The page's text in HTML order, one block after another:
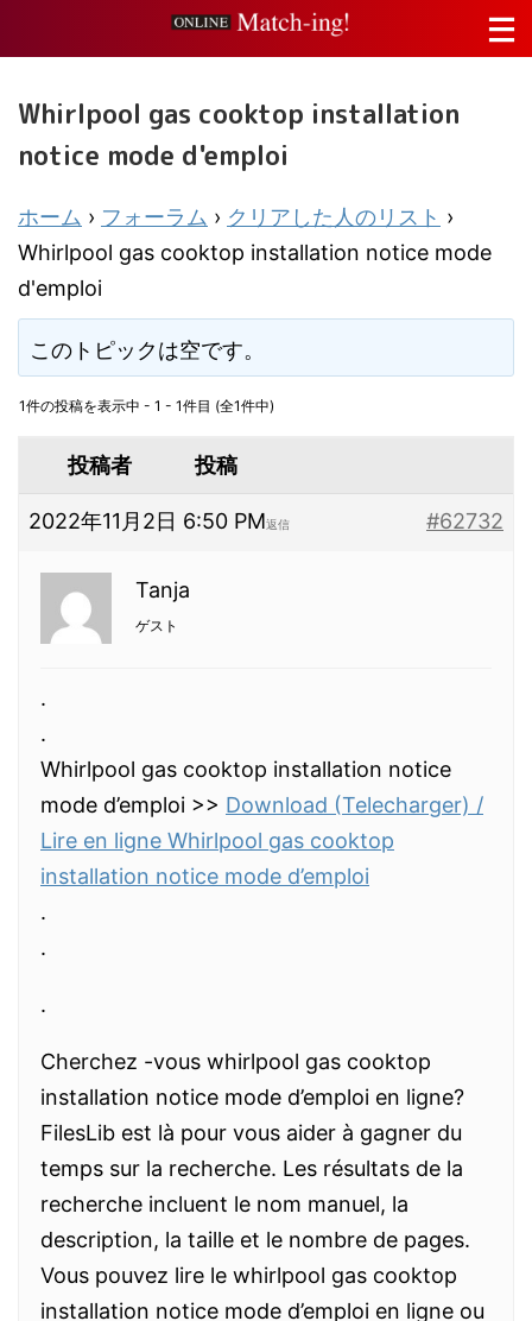
Whirlpool gas cooktop installation
notice mode d'emploi
ホーム › フォーラム › クリアした人のリスト ›
Whirlpool gas cooktop installation notice mode
d'emploi
このトピックは空です。
1件の投稿を表示中 - 1 - 1件目 (全1件中)
投稿者 投稿
2022年11月2日 6:50 PM #62732
返信
Tanja
ゲスト
.
.
Whirlpool gas cooktop installation notice
mode d’emploi >> Download (Telecharger) /
Lire en ligne Whirlpool gas cooktop
installation notice mode d’emploi
.
.
.
Cherchez -vous whirlpool gas cooktop
installation notice mode d’emploi en ligne?
FilesLib est là pour vous aider à gagner du
temps sur la recherche. Les résultats de la
recherche incluent le nom manuel, la
description, la taille et le nombre de pages.
Vous pouvez lire le whirlpool gas cooktop
installation notice mode d’emploi en ligne ou